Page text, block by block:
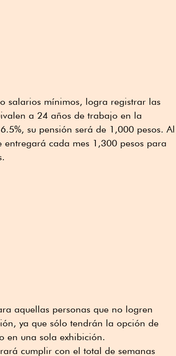
salarios mínimos, logra registrar las
a 24 años de trabajo en la
su pensión será de 1,000 pesos. Al
cada mes 1,300 pesos para
aquellas personas que no logren
ya que sólo tendrán la opción de
en una sola exhibición.
cumplir con el total de semanas